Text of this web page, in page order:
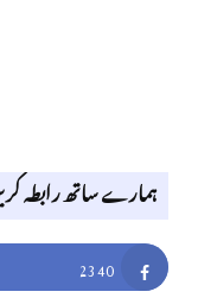
ہمارے ساتھ رابطہ
2340